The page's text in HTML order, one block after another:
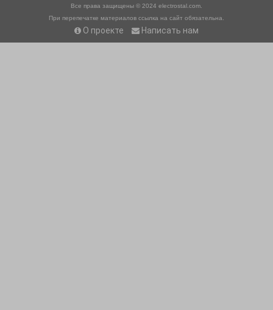
Все права защищены © 2024 electrostal.com.
При перепечатке материалов ссылка на сайт обязательна.
О проекте Написать нам